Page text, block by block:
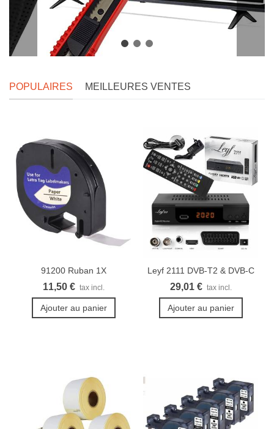
POPULAIRES MEILLEURES VENTES
91200 Ruban 1X
compatible pour...
11,50 € tax incl.
Ajouter au panier
Leyf 2111 DVB-T2 & DVB-C
COMBO
29,01 € tax incl.
Ajouter au panier